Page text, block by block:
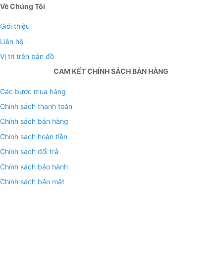
Về Chúng Tôi
Giới thiệu
Liên hệ
Vị trí trên bản đồ
CAM KẾT CHÍNH SÁCH BÀN HÀNG
Các bước mua hàng
Chính sách thanh toán
Chính sách bán hàng
Chính sách hoàn tiền
Chính sách đổi trả
Chính sách bảo hành
Chính sách bảo mật